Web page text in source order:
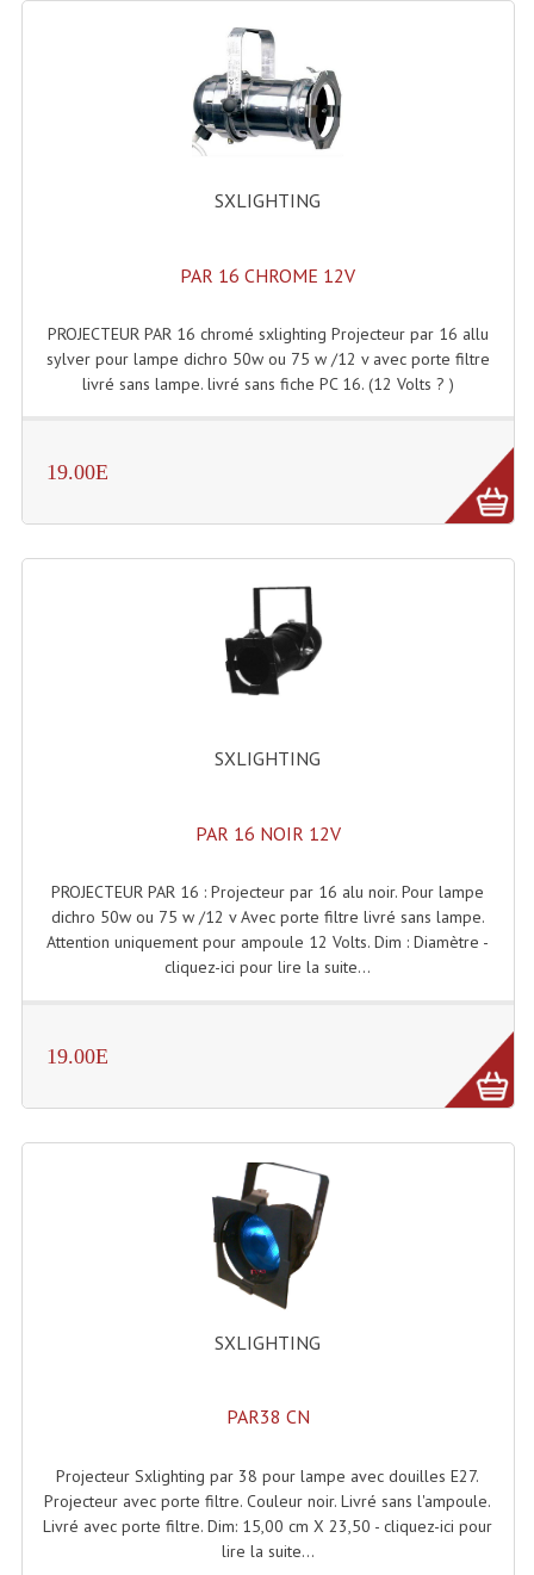
Lecteurs Cd À Plats Lecteur MP3
Lecteurs Double Cd Mixage Intégrée
Lecteurs Double Cd MP3
Lecteurs Lasers Simple Et Mp3 (rack 19")
Enregistreur Numérique
Platines Dvd Pour Dj
Microphones Filaires
Micro Sans Fil HF VHF 200MHZ
Micro Sans Fil HF UHF 800MHZ
Multi-Effets, Reverbes Etc...
Portes Voix Mégaphones
Pupitre Pour Discours
Tables De Mixage DJ
Controleurs DJ USB / MP3
Consoles Sono Et Studio
Lumière
Boules À Facettes
SXLIGHTING
PAR 16 CHROME 12V
PROJECTEUR PAR 16 chromé sxlighting Projecteur par 16 allu
sylver pour lampe dichro 50w ou 75 w /12 v avec porte filtre
livré sans lampe. livré sans fiche PC 16. (12 Volts ? )
19.00E
SXLIGHTING
PAR 16 NOIR 12V
PROJECTEUR PAR 16 : Projecteur par 16 alu noir. Pour lampe
dichro 50w ou 75 w /12 v Avec porte filtre livré sans lampe.
Attention uniquement pour ampoule 12 Volts. Dim : Diamètre -
cliquez-ici pour lire la suite...
19.00E
SXLIGHTING
PAR38 CN
Projecteur Sxlighting par 38 pour lampe avec douilles E27.
Projecteur avec porte filtre. Couleur noir. Livré sans l'ampoule.
Livré avec porte filtre. Dim: 15,00 cm X 23,50 - cliquez-ici pour
lire la suite...